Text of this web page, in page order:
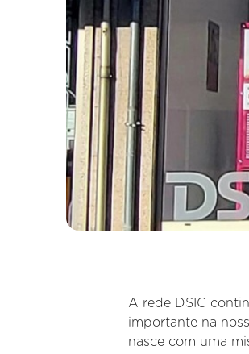
A rede DSIC
importante na
nasce com uma